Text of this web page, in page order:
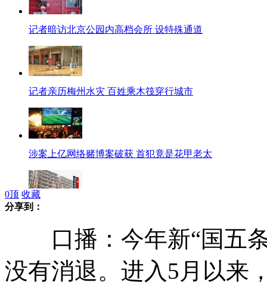
记者暗访北京公园内高档会所 设特殊通道
记者亲历梅州水灾 百姓乘木筏穿行城市
涉案上亿网络赌博案破获 首犯竟是花甲老太
俄称桥下彻慰安妇言论“厚颜无耻”
0顶 收藏
分享到：
口播：今年新“国五条
没有消退。进入5月以来